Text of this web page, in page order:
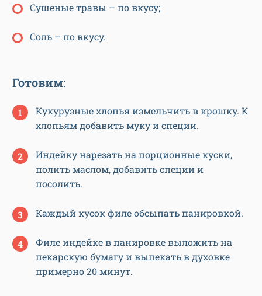
Сушеные травы – по вкусу;
Соль – по вкусу.
Готовим:
Кукурузные хлопья измельчить в крошку. К
хлопьям добавить муку и специи.
Индейку нарезать на порционные куски,
полить маслом, добавить специи и
посолить.
Каждый кусок филе обсыпать панировкой.
Филе индейке в панировке выложить на
пекарскую бумагу и выпекать в духовке
примерно 20 минут.